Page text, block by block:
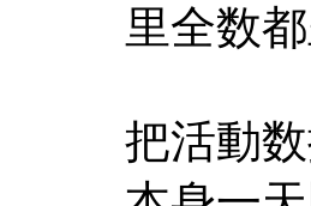
里全数
把活動